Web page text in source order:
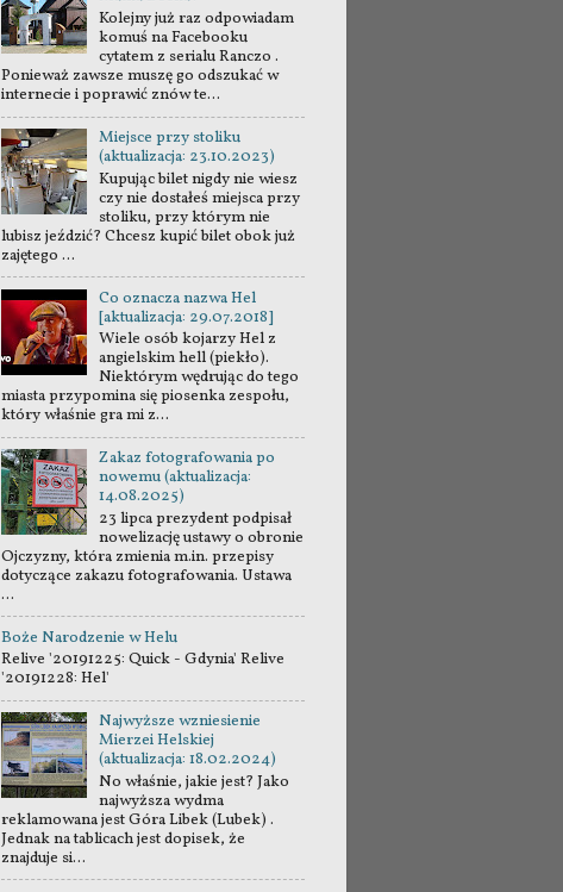
Kolejny już raz odpowiadam
komuś na Facebooku
cytatem z serialu Ranczo .
Ponieważ zawsze muszę go odszukać w
internecie i poprawić znów te...
Miejsce przy stoliku
(aktualizacja: 23.10.2023)
Kupując bilet nigdy nie wiesz
czy nie dostałeś miejsca przy
stoliku, przy którym nie
lubisz jeździć? Chcesz kupić bilet obok już
zajętego ...
Co oznacza nazwa Hel
[aktualizacja: 29.07.2018]
Wiele osób kojarzy Hel z
angielskim hell (piekło).
Niektórym wędrując do tego
miasta przypomina się piosenka zespołu,
który właśnie gra mi z...
Zakaz fotografowania po
nowemu (aktualizacja:
14.08.2025)
23 lipca prezydent podpisał
nowelizację ustawy o obronie
Ojczyzny, która zmienia m.in. przepisy
dotyczące zakazu fotografowania. Ustawa
...
Boże Narodzenie w Helu
Relive '20191225: Quick - Gdynia' Relive
'20191228: Hel'
Najwyższe wzniesienie
Mierzei Helskiej
(aktualizacja: 18.02.2024)
No właśnie, jakie jest? Jako
najwyższa wydma
reklamowana jest Góra Libek (Lubek) .
Jednak na tablicach jest dopisek, że
znajduje si...